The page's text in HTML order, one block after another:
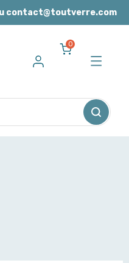
contact@toutverre.com
0